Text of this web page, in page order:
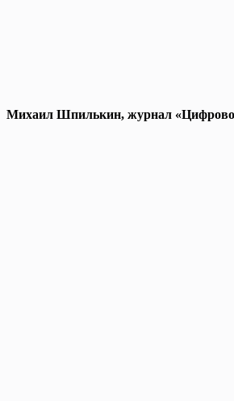
Михаил Шпилькин, журнал